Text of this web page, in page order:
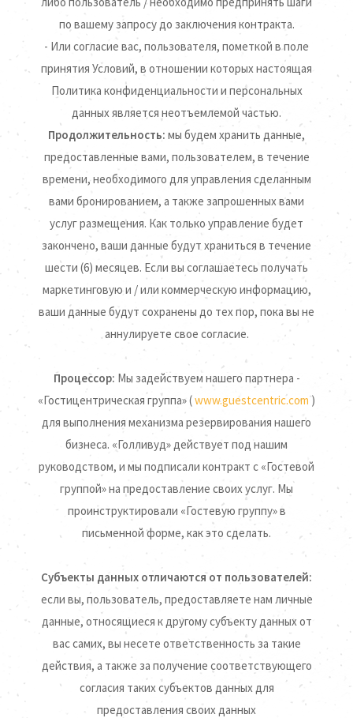
по вашему запросу до заключения контракта.
- Или согласие вас, пользователя, пометкой в ​​поле
принятия Условий, в отношении которых настоящая
Политика конфиденциальности и персональных
данных является неотъемлемой частью.
Продолжительность: мы будем хранить данные,
предоставленные вами, пользователем, в течение
времени, необходимого для управления сделанным
вами бронированием, а также запрошенных вами
услуг размещения. Как только управление будет
закончено, ваши данные будут храниться в течение
шести (6) месяцев. Если вы соглашаетесь получать
маркетинговую и / или коммерческую информацию,
ваши данные будут сохранены до тех пор, пока вы не
аннулируете свое согласие.
Процессор: Мы задействуем нашего партнера -
«Гостицентрическая группа» (www.guestcentric.com)
для выполнения механизма резервирования нашего
бизнеса. «Голливуд» действует под нашим
руководством, и мы подписали контракт с «Гостевой
группой» на предоставление своих услуг. Мы
проинструктировали «Гостевую группу» в
письменной форме, как это сделать.
Субъекты данных отличаются от пользователей:
если вы, пользователь, предоставляете нам личные
данные, относящиеся к другому субъекту данных от
вас самих, вы несете ответственность за такие
действия, а также за получение соответствующего
согласия таких субъектов данных для
предоставления своих данных